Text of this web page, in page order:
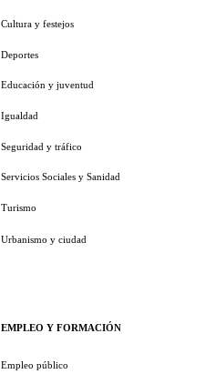
Cultura y festejos
Deportes
Educación y juventud
Igualdad
Seguridad y tráfico
Servicios Sociales y Sanidad
Turismo
Urbanismo y ciudad
EMPLEO Y FORMACIÓN
Empleo público